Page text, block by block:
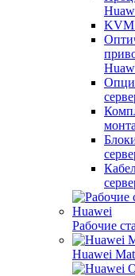
KVM
Рабочие
Huawei